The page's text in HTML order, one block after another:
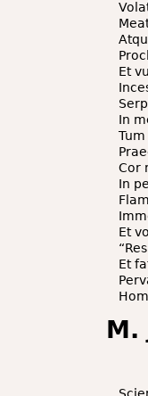
Et
In
Cor
In
Et
Et
M.